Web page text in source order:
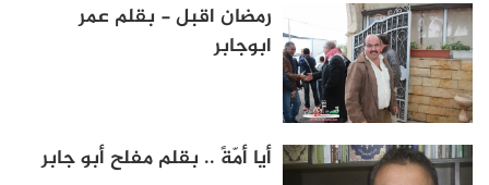
رمضان اقبل - بقلم عمر
ابوجابر
أيا أمّةً .. بقلم مفلح أبو جابر